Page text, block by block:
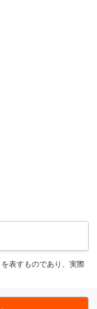
表すものであり、実際